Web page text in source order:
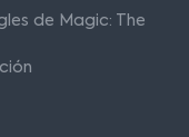
de Magic: The